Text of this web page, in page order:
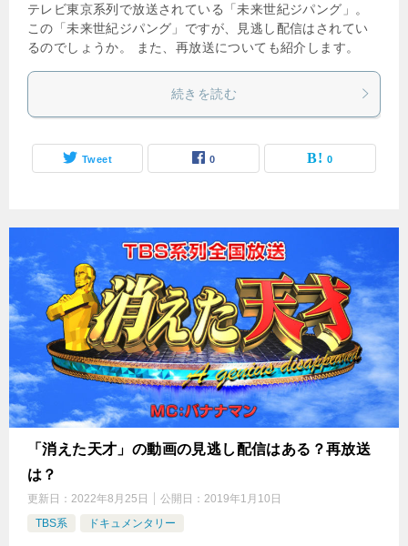
テレビ東京系列で放送されている「未来世紀ジパング」。
この「未来世紀ジパング」ですが、見逃し配信はされてい
るのでしょうか。 また、再放送についても紹介します。
続きを読む
Tweet 0 0
「消えた天才」の動画の見逃し配信はある？再放送
は？
更新日： 2022年8月25日 公開日： 2019年1月10日
TBS系
ドキュメンタリー